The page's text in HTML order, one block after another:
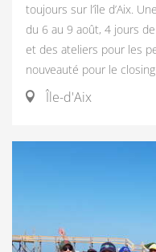
toujours sur l’île d’Aix.
du 6 au 9 août, 4 jours
et des ateliers pour les
nouveauté pour le closing
Île-d'Aix